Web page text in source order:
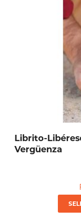
Librito-
Vergüenza